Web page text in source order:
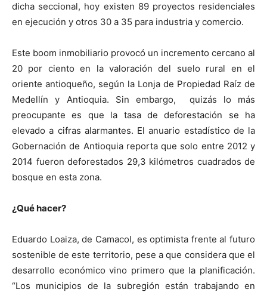
dicha seccional, hoy existen 89 proyectos residenciales
en ejecución y otros 30 a 35 para industria y comercio.
Este boom inmobiliario provocó un incremento cercano al
20 por ciento en la valoración del suelo rural en el
oriente antioqueño, según la Lonja de Propiedad Raíz de
Medellín y Antioquia. Sin embargo, quizás lo más
preocupante es que la tasa de deforestación se ha
elevado a cifras alarmantes. El anuario estadístico de la
Gobernación de Antioquia reporta que solo entre 2012 y
2014 fueron deforestados 29,3 kilómetros cuadrados de
bosque en esta zona.
¿Qué hacer?
Eduardo Loaiza, de Camacol, es optimista frente al futuro
sostenible de este territorio, pese a que considera que el
desarrollo económico vino primero que la planificación.
“Los municipios de la subregión están trabajando en